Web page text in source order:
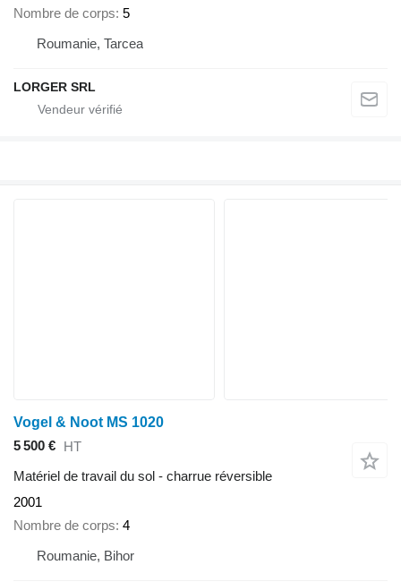
Nombre de corps 5
Roumanie, Tarcea
LORGER SRL
Vogel & Noot MS 1020
5 500 € HT
Matériel de travail du sol - charrue réversible
2001
Nombre de corps 4
Roumanie, Bihor